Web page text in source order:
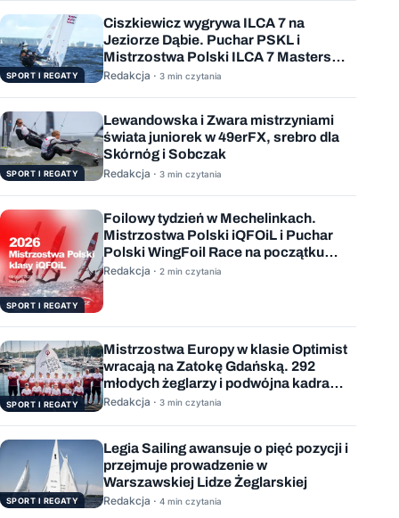
SPORT I REGATY
Ciszkiewicz wygrywa ILCA 7 na
Jeziorze Dąbie. Puchar PSKL i
Mistrzostwa Polski ILCA 7 Masters
rozstrzygnięte
Redakcja · 3 min czytania
SPORT I REGATY
Lewandowska i Zwara mistrzyniami
świata juniorek w 49erFX, srebro dla
Skórnóg i Sobczak
Redakcja · 3 min czytania
SPORT I REGATY
Foilowy tydzień w Mechelinkach.
Mistrzostwa Polski iQFOiL i Puchar
Polski WingFoil Race na początku
sierpnia
Redakcja · 2 min czytania
SPORT I REGATY
Mistrzostwa Europy w klasie Optimist
wracają na Zatokę Gdańską. 292
młodych żeglarzy i podwójna kadra
Polski
Redakcja · 3 min czytania
SPORT I REGATY
Legia Sailing awansuje o pięć pozycji i
przejmuje prowadzenie w
Warszawskiej Lidze Żeglarskiej
Redakcja · 4 min czytania